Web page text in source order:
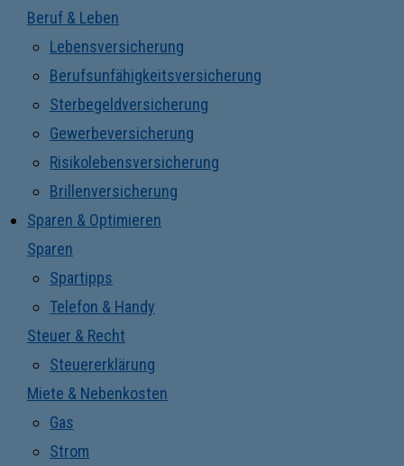
Beruf & Leben
Lebensversicherung
Berufsunfähigkeitsversicherung
Sterbegeldversicherung
Gewerbeversicherung
Risikolebensversicherung
Brillenversicherung
Sparen & Optimieren
Sparen
Spartipps
Telefon & Handy
Steuer & Recht
Steuererklärung
Miete & Nebenkosten
Gas
Strom